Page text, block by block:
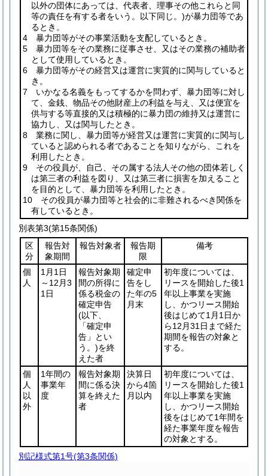
以外の団体にあっては、代表者、理事その他これらと同
等の責任を有する者をいう。以下同じ。)が暴力団等であ
るとき。
4 暴力団等がその事業活動を支配しているとき。
5 暴力団等をその業務に従事させ、又はその業務の補助者
として使用しているとき。
6 暴力団等がその経営又は運営に実質的に関与していると
き。
7 いかなる名義をもってするかを問わず、暴力団等に対し
て、金銭、物品その他財産上の利益を与え、又は便宜を
供与する等直接的又は積極的に暴力団の維持又は運営に
協力し、又は関与したとき。
8 業務に関し、暴力団等が経営又は運営に実質的に関与し
ていると認められる者であることを知りながら、これを
利用したとき。
9 その役員が、自己、その属する法人その他の団体若しく
は第三者の利益を図り、又は第三者に損害を加えること
を目的として、暴力団等を利用したとき。
10 その役員が暴力団等と社会的に非難されるべき関係を
有しているとき。
別表第3(第15条関係)
区
分
報告対
象期間
報告対象者
報告期
限
備考
個
人
1月1日
～12月3
1日
報告対象期
間の所得に
係る税金の
確定申告
(以下、
「確定申
告」とい
う。)を終
えた者
確定申
告をし
た年の5
月末
初年度については、
リースを開始した後1
年以上事業を実施
し、かつリース開始
後はじめて1月1日か
ら12月31日まで経た
期間を報告の対象と
する。
個
人
以
外
1年間の
事業年
度
報告対象期
間に係る決
算を終えた
者
決算日
から4箇
月以内
初年度については、
リースを開始した後1
年以上事業を実施
し、かつリース開始
後をはじめて1年間を
経た事業年度を報告
の対象とする。
別記様式第1号(第3条関係)